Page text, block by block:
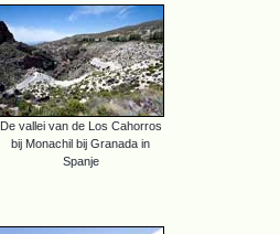
De vallei van de Los Cahorros
bij Monachil bij Granada in
Spanje